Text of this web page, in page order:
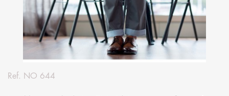
Ref. NO 644